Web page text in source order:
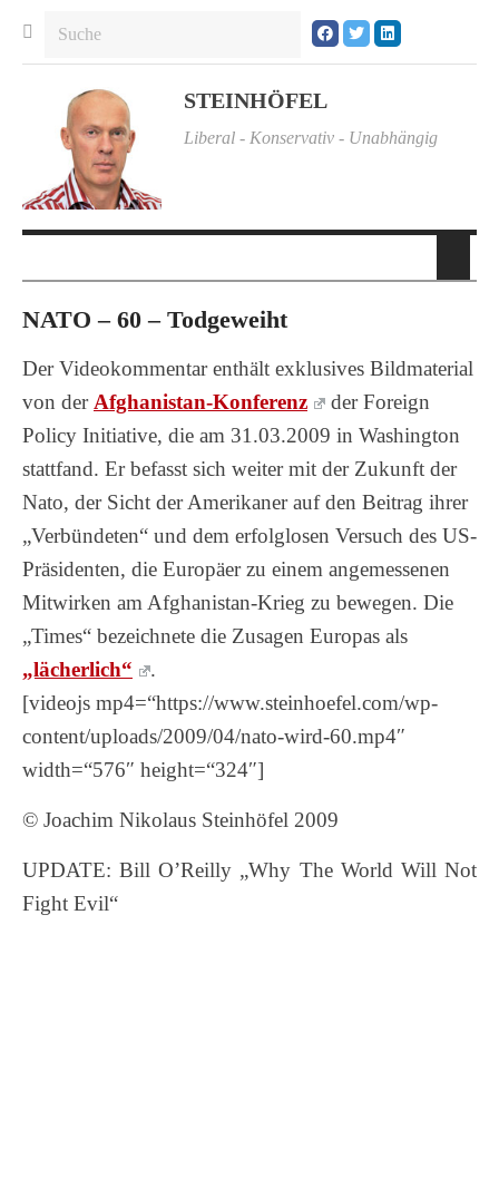
STEINHÖFEL
Liberal - Konservativ - Unabhängig
NATO – 60 – Todgeweiht
Der Videokommentar enthält exklusives Bildmaterial
von derAfghanistan-Konferenz
der Foreign
Policy Initiative, die am 31.03.2009 in Washington
stattfand. Er befasst sich weiter mit der Zukunft der
Nato, der Sicht der Amerikaner auf den Beitrag ihrer
„Verbündeten“ und dem erfolglosen Versuch des US-
Präsidenten, die Europäer zu einem angemessenen
Mitwirken am Afghanistan-Krieg zu bewegen. Die
„Times“ bezeichnete die Zusagen Europas als
„lächerlich“
.
[videojs mp4=“https://www.steinhoefel.com/wp-
content/uploads/2009/04/nato-wird-60.mp4″
width=“576″ height=“324″]
© Joachim Nikolaus Steinhöfel 2009
UPDATE: Bill O’Reilly „Why The World Will Not
Fight Evil“